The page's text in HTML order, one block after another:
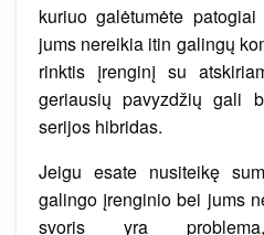
kuriuo galėtumėte
jums nereikia itin galingų
rinktis įrenginį su
geriausių pavyzdžių gali
serijos hibridas.
Jeigu esate nusiteikę
galingo įrenginio bei jums
svoris yra